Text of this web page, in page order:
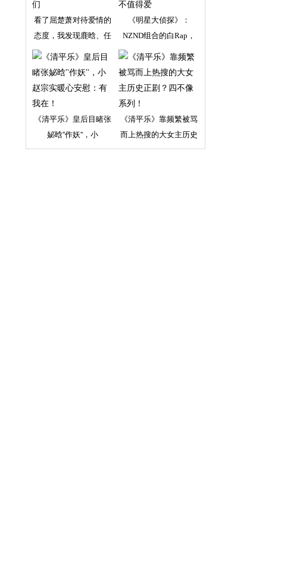
看了屈楚萧对待爱情的
态度，我发现鹿晗、任
《明星大侦探》：
NZND组合的白Rap，
《清平乐》皇后目睹张
妼晗''作妖''，小
《清平乐》靠频繁被骂
而上热搜的大女主历史